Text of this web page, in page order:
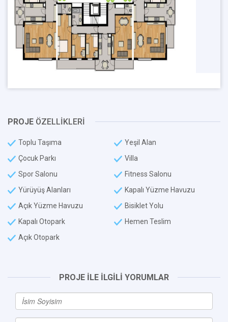
PROJE ÖZELLİKLERİ
Toplu Taşıma
Yeşil Alan
Çocuk Parkı
Villa
Spor Salonu
Fitness Salonu
Yürüyüş Alanları
Kapalı Yüzme Havuzu
Açık Yüzme Havuzu
Bisiklet Yolu
Kapalı Otopark
Hemen Teslim
Açık Otopark
PROJE İLE İLGİLİ YORUMLAR